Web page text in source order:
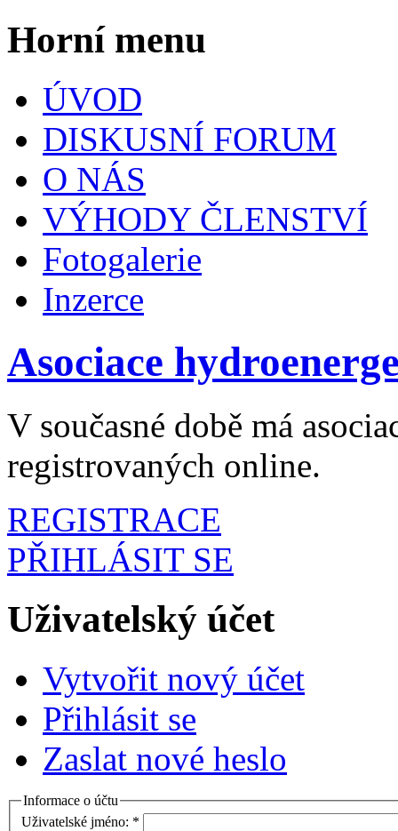
Horní menu
ÚVOD
DISKUSNÍ FORUM
O NÁS
VÝHODY ČLENSTVÍ
Fotogalerie
Inzerce
Asociace
V současné době má
registrovaných online.
REGISTRACE
PŘIHLÁSIT SE
Uživatelský účet
Vytvořit nový účet
Přihlásit se
Zaslat nové heslo
Informace o účtu
Uživatelské jméno: *